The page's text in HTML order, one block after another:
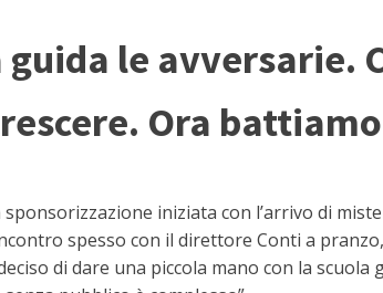
guida le avversarie.
Ora
sponsorizzazione iniziata con l’arrivo di
spesso con il direttore Conti a
di dare una piccola mano con la scuola